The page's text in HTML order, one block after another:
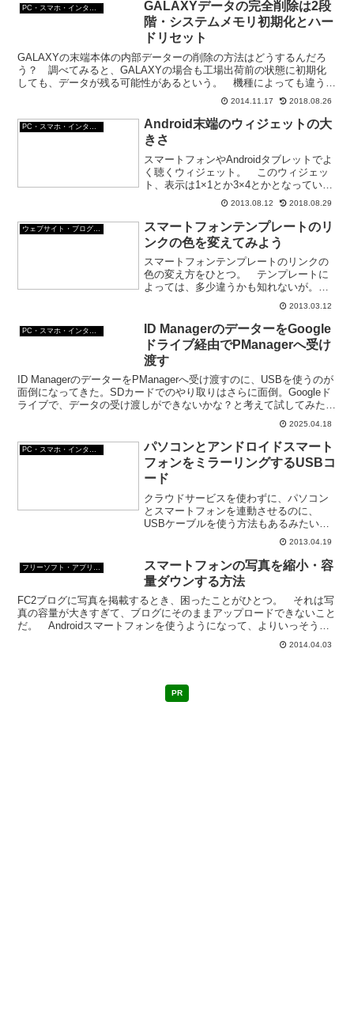
PC・スマホ・インターネットトラブルの解消方法
GALAXYデータの完全削除は2段
階・システムメモリ初期化とハー
ドリセット
GALAXYの末端本体の内部データーの削除の方法はどうするんだろ
う？ 調べてみると、GALAXYの場合も工場出荷前の状態に初期化
しても、データが残る可能性があるという。 機種によっても違うの
かもしれないが。 GALAXYのデータを完全に削除...
2014.11.17 2018.08.26
Android末端のウィジェットの大
きさ
スマートフォンやAndroidタブレットでよ
く聴くウィジェット。 このウィジェッ
ト、表示は1×1とか3×4とかとなってい
る。 この、ウィジェットの1×1とか、
3×4って、どういうことなんだろう？ ウ
ィジェットで、ジョルテの予定表をホー
ム画面...
2013.08.12 2018.08.29
スマートフォンテンプレートのリ
ンクの色を変えてみよう
スマートフォンテンプレートのリンクの
色の変え方をひとつ。 テンプレートに
よっては、多少違うかも知れないが。
このサイトのテンプレートは、
standardblack01_spというテンプレー
ト。スマートフォンテンプレートのリン
クの色を変える1...
2013.03.12
PC・スマホ・インターネットトラブルの解消方法
ID ManagerのデーターをGoogle
ドライブ経由でPManagerへ受け
渡す
ID ManagerのデーターをPManagerへ受け渡すのに、USBを使うのが
面倒になってきた。SDカードでのやり取りはさらに面倒。Googleド
ライブで、データの受け渡しができないかな？と考えて試してみた。
2025.04.18
パソコンとアンドロイドスマート
フォンをミラーリングするUSBコ
ード
クラウドサービスを使わずに、パソコン
とスマートフォンを連動させるのに、
USBケーブルを使う方法もあるみたい
だ。上海問屋で販売されているUSBケー
2013.04.19
スマートフォンの写真を縮小・容
量ダウンする方法
FC2ブログに写真を掲載するとき、困ったことがひとつ。 それは写
真の容量が大きすぎて、ブログにそのままアップロードできないこと
だ。 Androidスマートフォンを使うようになって、よりいっそうそ
2014.04.03
PR